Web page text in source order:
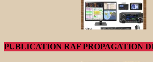
PUBLICATION RAF PROPAGATION